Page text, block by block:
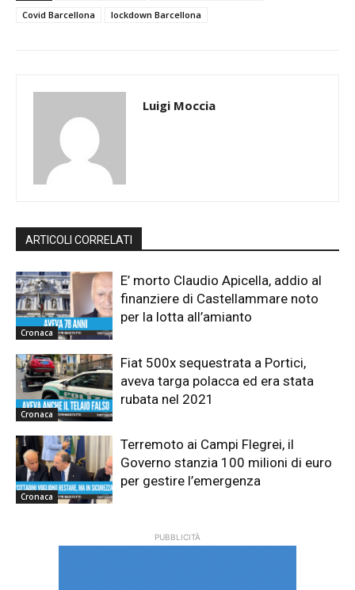
Covid Barcellona
lockdown Barcellona
Luigi Moccia
ARTICOLI CORRELATI
Cronaca
E’ morto Claudio Apicella, addio al
finanziere di Castellammare noto
per la lotta all’amianto
Cronaca
Fiat 500x sequestrata a Portici,
aveva targa polacca ed era stata
rubata nel 2021
Cronaca
Terremoto ai Campi Flegrei, il
Governo stanzia 100 milioni di euro
per gestire l’emergenza
PUBBLICITÀ